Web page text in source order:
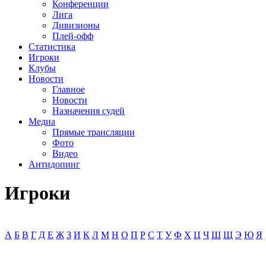
Конференции
Лига
Дивизионы
Плей-офф
Статистика
Игроки
Клубы
Новости
Главное
Новости
Назначения судей
Медиа
Прямые трансляции
Фото
Видео
Антидопинг
Игроки
А Б В Г Д Е Ж З И К Л М Н О П Р С Т У Ф Х Ц Ч Ш Щ Э Ю Я